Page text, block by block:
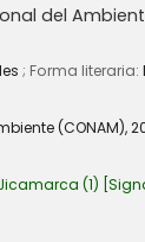
del
; Forma literaria:
(CONAM),
(1)